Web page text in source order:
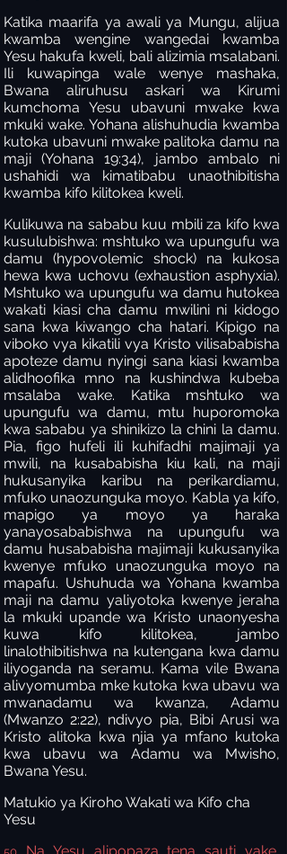
Katika maarifa ya awali ya Mungu, alijua
kwamba wengine wangedai kwamba
Yesu hakufa kweli, bali alizimia msalabani.
Ili kuwapinga wale wenye mashaka,
Bwana aliruhusu askari wa Kirumi
kumchoma Yesu ubavuni mwake kwa
mkuki wake. Yohana alishuhudia kwamba
kutoka ubavuni mwake palitoka damu na
maji (Yohana 19:34), jambo ambalo ni
ushahidi wa kimatibabu unaothibitisha
kwamba kifo kilitokea kweli.
Kulikuwa na sababu kuu mbili za kifo kwa
kusulubishwa: mshtuko wa upungufu wa
damu (hypovolemic shock) na kukosa
hewa kwa uchovu (exhaustion asphyxia).
Mshtuko wa upungufu wa damu hutokea
wakati kiasi cha damu mwilini ni kidogo
sana kwa kiwango cha hatari. Kipigo na
viboko vya kikatili vya Kristo vilisababisha
apoteze damu nyingi sana kiasi kwamba
alidhoofika mno na kushindwa kubeba
msalaba wake. Katika mshtuko wa
upungufu wa damu, mtu huporomoka
kwa sababu ya shinikizo la chini la damu.
Pia, figo hufeli ili kuhifadhi majimaji ya
mwili, na kusababisha kiu kali, na maji
hukusanyika karibu na perikardiamu,
mfuko unaozunguka moyo. Kabla ya kifo,
mapigo ya moyo ya haraka
yanayosababishwa na upungufu wa
damu husababisha majimaji kukusanyika
kwenye mfuko unaozunguka moyo na
mapafu. Ushuhuda wa Yohana kwamba
maji na damu yaliyotoka kwenye jeraha
la mkuki upande wa Kristo unaonyesha
kuwa kifo kilitokea, jambo
linalothibitishwa na kutengana kwa damu
iliyoganda na seramu. Kama vile Bwana
alivyomumba mke kutoka kwa ubavu wa
mwanadamu wa kwanza, Adamu
(Mwanzo 2:22), ndivyo pia, Bibi Arusi wa
Kristo alitoka kwa njia ya mfano kutoka
kwa ubavu wa Adamu wa Mwisho,
Bwana Yesu.
Matukio ya Kiroho Wakati wa Kifo cha
Yesu